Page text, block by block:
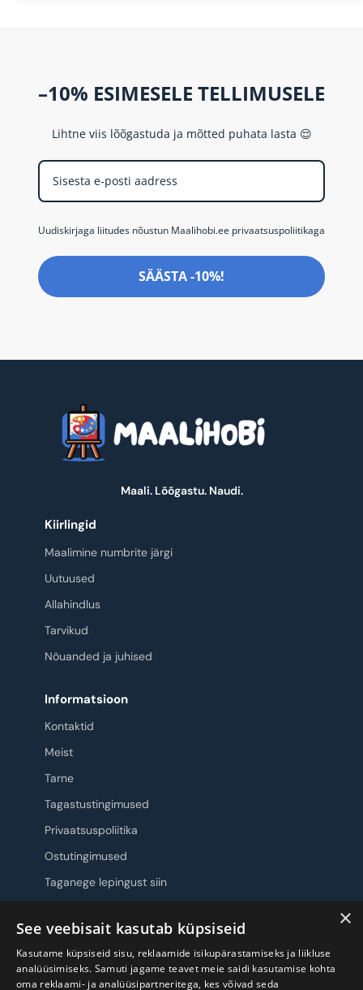
–10% ESIMESELE TELLIMUSELE
Lihtne viis lõõgastuda ja mõtted puhata lasta 😌
Uudiskirjaga liitudes nõustun Maalihobi.ee privaatsuspoliitikaga
SÄÄSTA -10%!
Maali. Lõõgastu. Naudi.
Kiirlingid
Maalimine numbrite järgi
Uutuused
Allahindlus
Tarvikud
Nõuanded ja juhised
Informatsioon
Kontaktid
Meist
Tarne
Tagastustingimused
Privaatsuspoliitika
Ostutingimused
Taganege lepingust siin
Jälgi meid ×
See veebisait kasutab küpsiseid
Kasutame küpsiseid sisu, reklaamide isikupärastamiseks ja liikluse
analüüsimiseks. Samuti jagame teavet meie saidi kasutamise kohta
oma reklaami- ja analüüsipartneritega, kes võivad seda